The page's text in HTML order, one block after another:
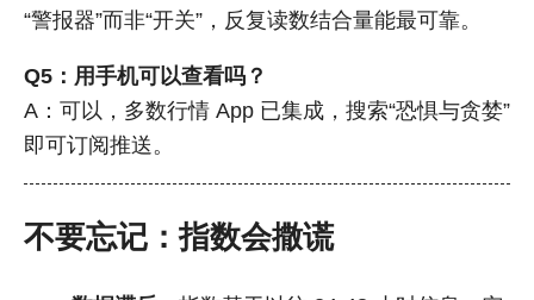
“警报器”而非“开关”，反复读数结合量能最可靠。
Q5：用手机可以查看吗？
A：可以，多数行情 App 已集成，搜索“恐惧与贪婪”
即可订阅推送。
不要忘记：指数会撒谎